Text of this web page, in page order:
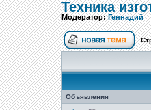
Техника
Модератор:Геннадий
Объявления